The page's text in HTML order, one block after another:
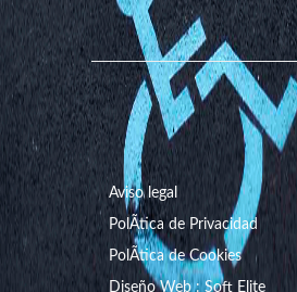
Aviso legal
PolÃ­tica de Privacidad
PolÃ­tica de Cookies
Diseño Web : Soft Elite